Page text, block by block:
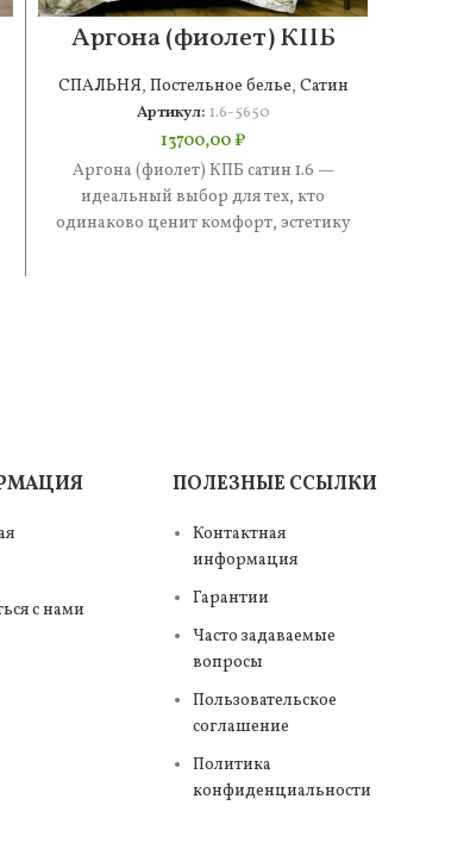
Аргона (фиолет) КПБ
сатин 1.6
СПАЛЬНЯ, Постельное белье, Сатин
Артикул: 1.6-5650
13700,00₽
Аргона (фиолет) КПБ сатин 1.6 —
идеальный выбор для тех, кто
одинаково ценит комфорт, эстетику
с нами
ПОЛЕЗНЫЕ ССЫЛКИ
Контактная
информация
Гарантии
Часто задаваемые
вопросы
Пользовательское
соглашение
Политика
конфиденциальности